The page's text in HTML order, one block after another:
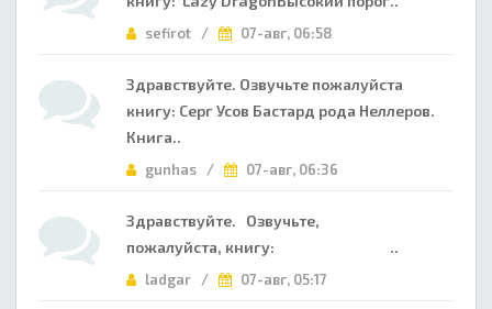
sefirot / 07-авг, 06:58
Здравствуйте. Озвучьте пожалуйста
книгу: Серг Усов Бастард рода Неллеров.
Книга..
gunhas / 07-авг, 06:36
Здравствуйте. Озвучьте,
пожалуйста, книгу: ..
ladgar / 07-авг, 05:17